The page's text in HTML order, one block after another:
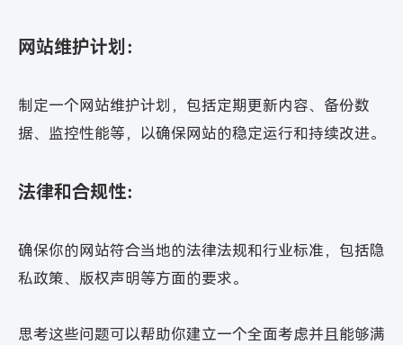
网站维护计划：
制定一个网站维护计划，包括定期更新内容、备份数
据、监控性能等，以确保网站的稳定运行和持续改进。
法律和合规性：
确保你的网站符合当地的法律法规和行业标准，包括隐
私政策、版权声明等方面的要求。
思考这些问题可以帮助你建立一个全面考虑并且能够满
我们能给的
远比您想的更多
立即提交